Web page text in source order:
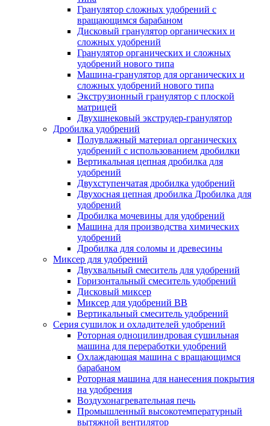
Гранулятор сложных удобрений с
вращающимся барабаном
Дисковый гранулятор органических и
сложных удобрений
Гранулятор органических и сложных
удобрений нового типа
Машина-гранулятор для органических и
сложных удобрений нового типа
Экструзионный гранулятор с плоской
матрицей
Двухшнековый экструдер-гранулятор
Дробилка удобрений
Полувлажный материал органических
удобрений с использованием дробилки
Вертикальная цепная дробилка для
удобрений
Двухступенчатая дробилка удобрений
Двухосная цепная дробилка Дробилка для
удобрений
Дробилка мочевины для удобрений
Машина для производства химических
удобрений
Дробилка для соломы и древесины
Миксер для удобрений
Двухвальный смеситель для удобрений
Горизонтальный смеситель удобрений
Дисковый миксер
Миксер для удобрений BB
Вертикальный смеситель удобрений
Серия сушилок и охладителей удобрений
Роторная одноцилиндровая сушильная
машина для переработки удобрений
Охлаждающая машина с вращающимся
барабаном
Роторная машина для нанесения покрытия
на удобрения
Воздухонагревательная печь
Промышленный высокотемпературный
вытяжной вентилятор